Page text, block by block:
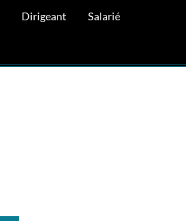
Dirigeant Salarié